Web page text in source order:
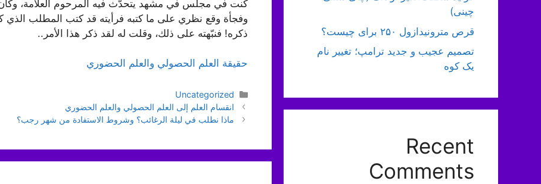
كنت في مجلس في مشهد يتحدّث فيه المرحوم العلامة، وكان
وفجأة وقع نظري على ما كتبه فرأيته قد كتب المطلب الذي
ذكره! فنبّهته على ذلك، وقلت له لقد ذكر هذا الأمر..
حقيقة العلم الحصولي والعلم الحضوري
دسته‌ها
Uncategorized
ناوبری
نوشته‌ها
انقسام العلم إلى العلم الحصولي والعلم الحضوري
ماذا نطلب في ليلة الرغائب؟ وشروط الاستفادة من شهر رجب؟
چینی)
قرص مترونیدازول ۲۵۰ برای چیست؟
تصمیم عجیب و جدید ترامپ؛ تغییر نام
یک کوه
Recent
Comments